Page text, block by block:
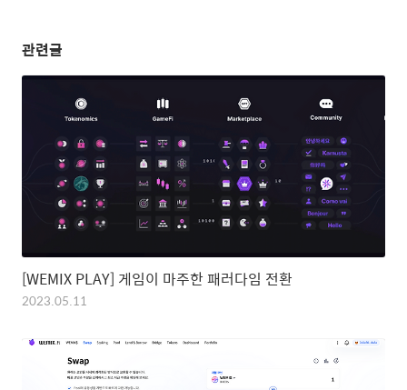
관련글
[WEMIX PLAY] 게임이 마주한 패러다임 전환
2023.05.11